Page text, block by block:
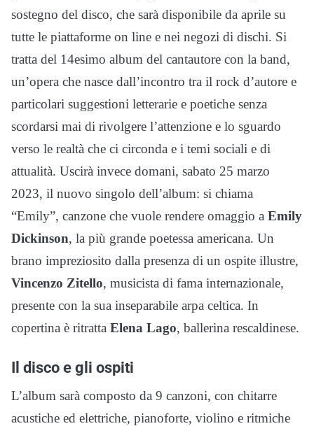
sostegno del disco, che sarà disponibile da aprile su
tutte le piattaforme on line e nei negozi di dischi. Si
tratta del 14esimo album del cantautore con la band,
un’opera che nasce dall’incontro tra il rock d’autore e
particolari suggestioni letterarie e poetiche senza
scordarsi mai di rivolgere l’attenzione e lo sguardo
verso le realtà che ci circonda e i temi sociali e di
attualità. Uscirà invece domani, sabato 25 marzo
2023, il nuovo singolo dell’album: si chiama
“Emily”, canzone che vuole rendere omaggio a Emily
Dickinson, la più grande poetessa americana. Un
brano impreziosito dalla presenza di un ospite illustre,
Vincenzo Zitello, musicista di fama internazionale,
presente con la sua inseparabile arpa celtica. In
copertina è ritratta Elena Lago, ballerina rescaldinese.
Il disco e gli ospiti
L’album sarà composto da 9 canzoni, con chitarre
acustiche ed elettriche, pianoforte, violino e ritmiche